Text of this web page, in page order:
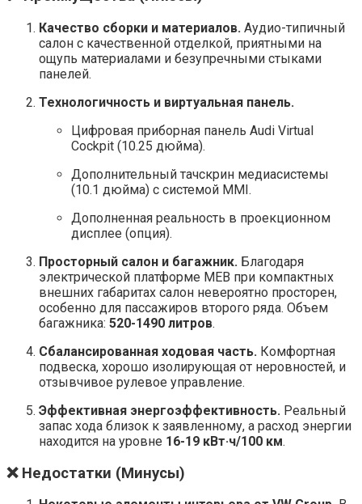
Качество сборки и материалов. Аудио-типичный
салон с качественной отделкой, приятными на
ощупь материалами и безупречными стыками
панелей.
Технологичность и виртуальная панель.
Цифровая приборная панель Audi Virtual
Cockpit (10.25 дюйма).
Дополнительный тачскрин медиасистемы
(10.1 дюйма) с системой MMI.
Дополненная реальность в проекционном
дисплее (опция).
Просторный салон и багажник. Благодаря
электрической платформе MEB при компактных
внешних габаритах салон невероятно просторен,
особенно для пассажиров второго ряда. Объем
багажника: 520-1490 литров.
Сбалансированная ходовая часть. Комфортная
подвеска, хорошо изолирующая от неровностей, и
отзывчивое рулевое управление.
Эффективная энергоэффективность. Реальный
запас хода близок к заявленному, а расход энергии
находится на уровне 16-19 кВт·ч/100 км.
❌ Недостатки (Минусы)